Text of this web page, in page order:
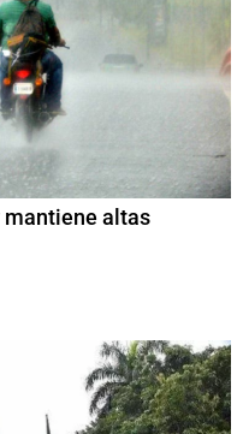
mantiene altas